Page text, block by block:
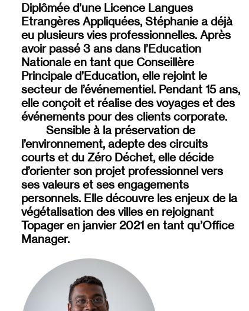
Diplômée d’une Licence Langues
Etrangères Appliquées, Stéphanie a déjà
eu plusieurs vies professionnelles. Après
avoir passé 3 ans dans l’Education
Nationale en tant que Conseillère
Principale d’Education, elle rejoint le
secteur de l’événementiel. Pendant 15 ans,
elle conçoit et réalise des voyages et des
événements pour des clients corporate.
Sensible à la préservation de
l’environnement, adepte des circuits
courts et du Zéro Déchet, elle décide
d’orienter son projet professionnel vers
ses valeurs et ses engagements
personnels. Elle découvre les enjeux de la
végétalisation des villes en rejoignant
Topager en janvier 2021 en tant qu’Office
Manager.